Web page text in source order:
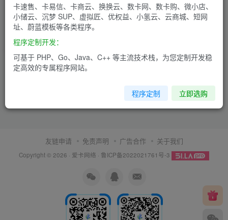
SSH多机管理工具大全
（PC+移动端全覆盖）
IT运维
5个月前
友链申请 免责声明 广告合作 关于我们
Copyright © 2026 · 爱卡网络 · 鲁ICP备2022021761号-3
卡速售、卡易信、卡商云、换换云、数卡网、数卡购、微小店、
小储云、沉梦 SUP、虚拟匠、优权益、小氢云、云商城、短网
址、蔚蓝模板等各类程序。
程序定制开发：
可基于 PHP、Go、Java、C++ 等主流技术栈，为您定制开发稳
定高效的专属程序网站。
程序定制 立即选购